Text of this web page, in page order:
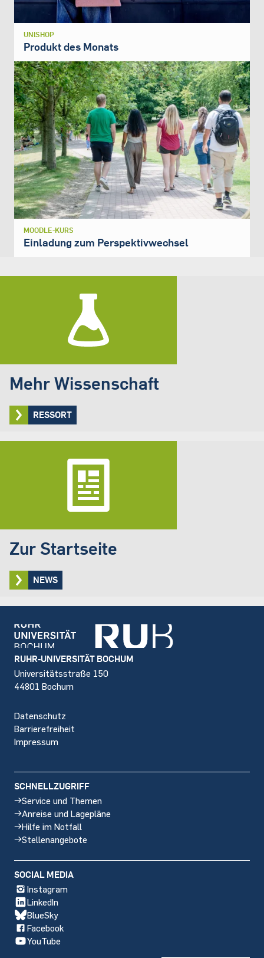
UNISHOP
Produkt des Monats
MOODLE-KURS
Einladung zum Perspektivwechsel
Mehr Wissenschaft
RESSORT
Zur Startseite
NEWS
Footer
RUHR-UNIVERSITÄT BOCHUM
Universitätsstraße 150
44801 Bochum
Datenschutz
Barrierefreiheit
Impressum
SCHNELLZUGRIFF
Service und Themen
Anreise und Lagepläne
Hilfe im Notfall
Stellenangebote
SOCIAL MEDIA
Instagram
LinkedIn
BlueSky
Facebook
YouTube